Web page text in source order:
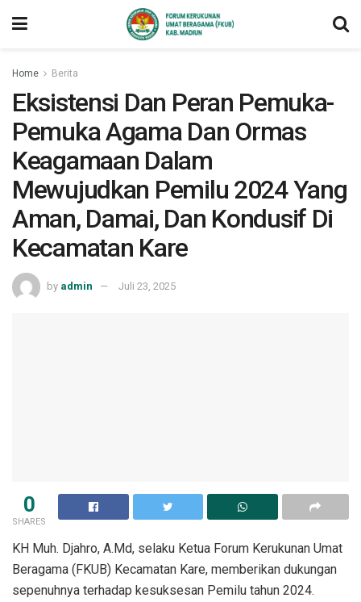
Home Berita
Eksistensi Dan Peran Pemuka-
Pemuka Agama Dan Ormas
Keagamaan Dalam
Mewujudkan Pemilu 2024 Yang
Aman, Damai, Dan Kondusif Di
Kecamatan Kare
by admin Juli 23, 2025
0
SHARES
KH Muh. Djahro, A.Md, selaku Ketua Forum Kerukunan Umat
Beragama (FKUB) Kecamatan Kare, memberikan dukungan
sepenuhnya terhadap kesuksesan Pemilu tahun 2024.